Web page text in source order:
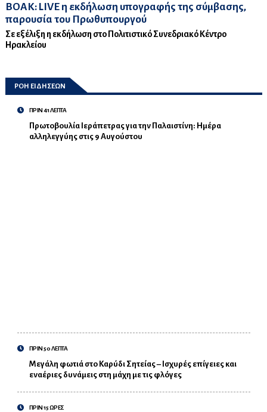
ΒΟΑΚ: LIVE η εκδήλωση υπογραφής της σύμβασης,
παρουσία του Πρωθυπουργού
Σε εξέλιξη η εκδήλωση στο Πολιτιστικό Συνεδριακό Κέντρο
Ηρακλείου
ΡΟΗ ΕΙΔΗΣΕΩΝ
ΠΡΙΝ 41 ΛΕΠΤΑ
Πρωτοβουλία Ιεράπετρας για την Παλαιστίνη: Ημέρα
αλληλεγγύης στις 9 Αυγούστου
ΠΡΙΝ 50 ΛΕΠΤΑ
Μεγάλη φωτιά στο Καρύδι Σητείας – Ισχυρές επίγειες και
εναέριες δυνάμεις στη μάχη με τις φλόγες
ΠΡΙΝ 15 ΩΡΕΣ